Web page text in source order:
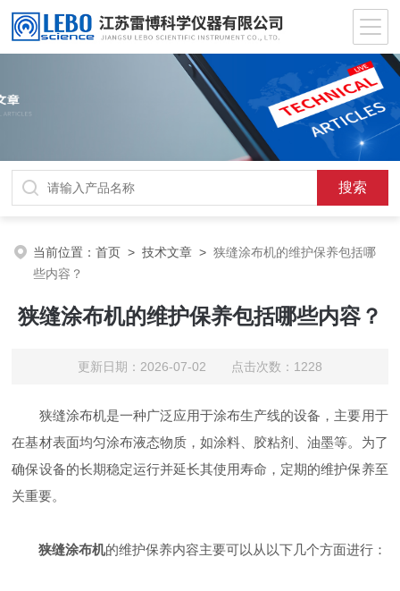
当前位置：首页 >技术文章 >狭缝涂布机的维护保养包括哪
些内容？
狭缝涂布机的维护保养包括哪些内容？
更新日期：2026-07-02 点击次数：1228
狭缝涂布机是一种广泛应用于涂布生产线的设备，主要用于
在基材表面均匀涂布液态物质，如涂料、胶粘剂、油墨等。为了
确保设备的长期稳定运行并延长其使用寿命，定期的维护保养至
关重要。
狭缝涂布机的维护保养内容主要可以从以下几个方面进行：